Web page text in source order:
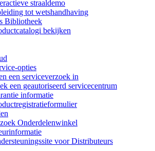
straaldemo
tot wetshandhaving
Bibliotheek
bekijken
opties
een serviceverzoek in
een geautoriseerd servicecentrum
informatie
Onderdelenwinkel
voor Distributeurs